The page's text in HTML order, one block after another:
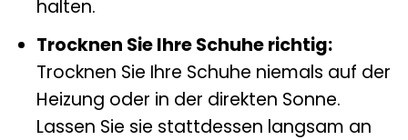
halten.
Trocknen Sie Ihre Schuhe richtig:
Trocknen Sie Ihre Schuhe niemals auf der
Heizung oder in der direkten Sonne.
Lassen Sie sie stattdessen langsam an